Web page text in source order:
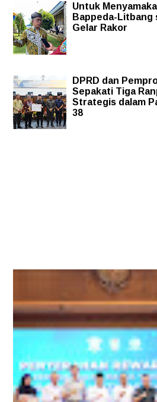
Untuk
Bappeda-Litbang
Gelar Rakor
DPRD dan
Sepakati Tiga
Strategis dalam
38